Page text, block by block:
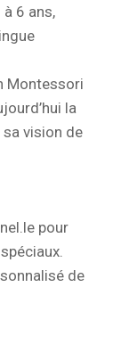
6 ans,
Montessori
la
vision de
pour
de